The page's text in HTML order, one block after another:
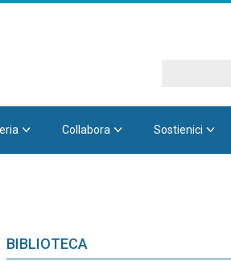
Collabora Sostienici
BIBLIOTECA